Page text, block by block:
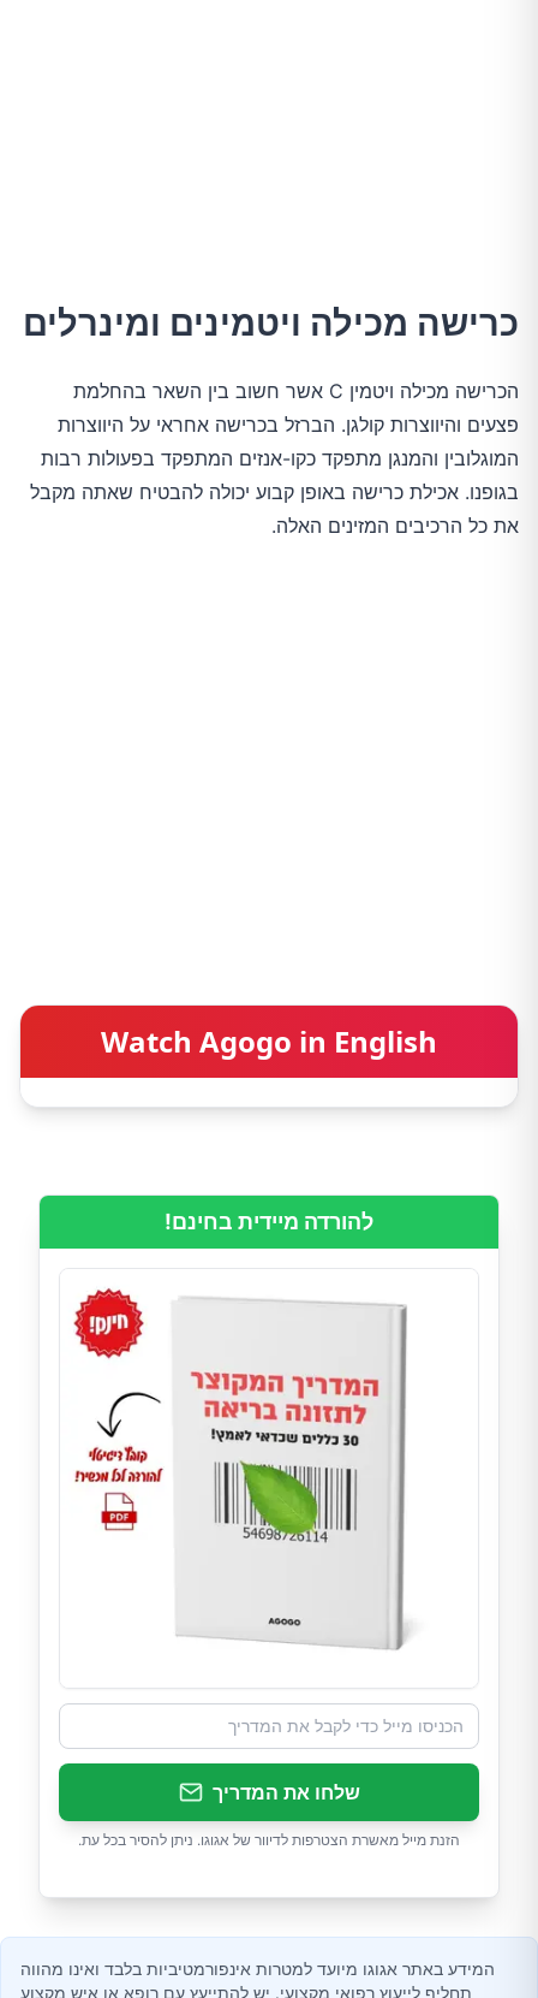
כרישה מכילה ויטמינים ומינרלים
הכרישה מכילה ויטמין C אשר חשוב בין השאר בהחלמת
פצעים והיווצרות קולגן. הברזל בכרישה אחראי על היווצרות
המוגלובין והמנגן מתפקד כקו-אנזים המתפקד בפעולות רבות
בגופנו. אכילת כרישה באופן קבוע יכולה להבטיח שאתה מקבל
את כל הרכיבים המזינים האלה.
Watch Agogo in English
להורדה מיידית בחינם!
שלחו את המדריך
הזנת מייל מאשרת הצטרפות לדיוור של אגוגו. ניתן להסיר בכל עת.
המידע באתר אגוגו מיועד למטרות אינפורמטיביות בלבד ואינו מהווה
תחליף לייעוץ רפואי מקצועי. יש להתייעץ עם רופא או איש מקצוע